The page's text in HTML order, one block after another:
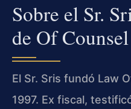
Sobre el Sr.
de Of
El Sr. Sris fundó Law
1997. Ex fiscal,